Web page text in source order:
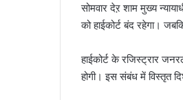
सोमवार देऱ शाम मुख्य
को हाईकोर्ट बंद रहेगा।
हाईकोर्ट के रजिस्ट्रार
होगी। इस संबंध में विस्तृत